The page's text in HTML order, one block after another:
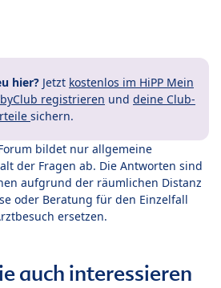
hier? Jetzt kostenlos im HiPP Mein
registrieren und deine Club-
sichern.
bildet nur allgemeine
der Fragen ab. Die Antworten sind
aufgrund der räumlichen Distanz
oder Beratung für den Einzelfall
ersetzen.
auch interessieren